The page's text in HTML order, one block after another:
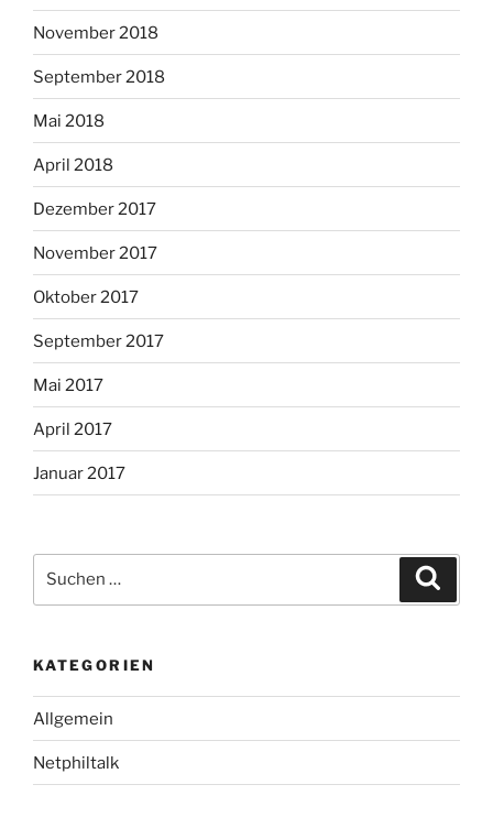
November 2018
September 2018
Mai 2018
April 2018
Dezember 2017
November 2017
Oktober 2017
September 2017
Mai 2017
April 2017
Januar 2017
nach:
KATEGORIEN
Allgemein
Netphiltalk